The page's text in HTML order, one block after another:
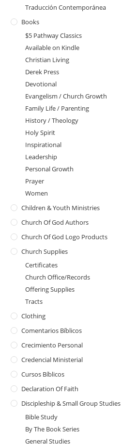
Traducción Contemporánea
Books
$5 Pathway Classics
Available on Kindle
Christian Living
Derek Press
Devotional
Evangelism / Church Growth
Family Life / Parenting
History / Theology
Holy Spirit
Inspirational
Leadership
Personal Growth
Prayer
Women
Children & Youth Ministries
Church Of God Authors
Church Of God Logo Products
Church Supplies
Certificates
Church Office/Records
Offering Supplies
Tracts
Clothing
Comentarios Bíblicos
Crecimiento Personal
Credencial Ministerial
Cursos Bíblicos
Declaration Of Faith
Discipleship & Small Group Studies
Bible Study
By The Book Series
General Studies